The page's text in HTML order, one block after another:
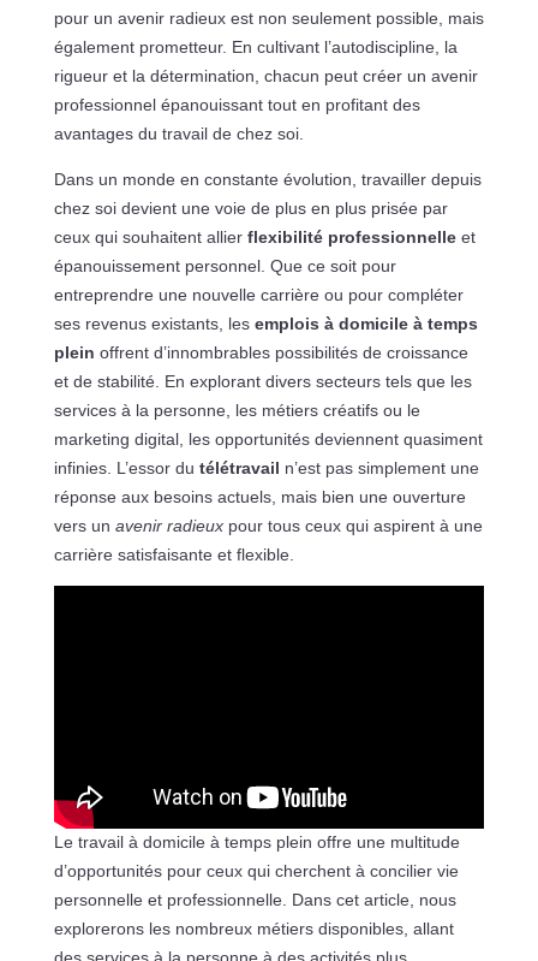
pour un avenir radieux est non seulement possible, mais
également prometteur. En cultivant l’autodiscipline, la
rigueur et la détermination, chacun peut créer un avenir
professionnel épanouissant tout en profitant des
avantages du travail de chez soi.
Dans un monde en constante évolution, travailler depuis
chez soi devient une voie de plus en plus prisée par
ceux qui souhaitent allier flexibilité professionnelleet
épanouissement personnel. Que ce soit pour
entreprendre une nouvelle carrière ou pour compléter
ses revenus existants, les emplois à domicile à temps
plein offrent d’innombrables possibilités de croissance
et de stabilité. En explorant divers secteurs tels que les
services à la personne, les métiers créatifs ou le
marketing digital, les opportunités deviennent quasiment
infinies. L’essor du télétravail n’est pas simplement une
réponse aux besoins actuels, mais bien une ouverture
vers un avenir radieuxpour tous ceux qui aspirent à une
carrière satisfaisante et flexible.
Le travail à domicile à temps plein offre une multitude
d’opportunités pour ceux qui cherchent à concilier vie
personnelle et professionnelle. Dans cet article, nous
explorerons les nombreux métiers disponibles, allant